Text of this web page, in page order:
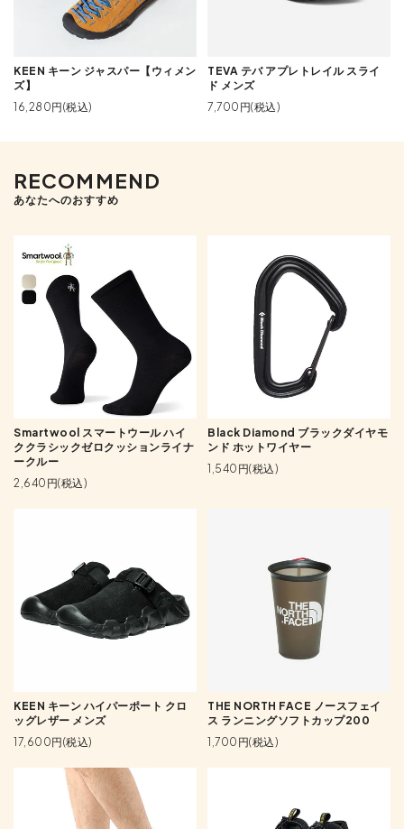
KEEN キーン ジャスパー【ウィメン
ズ】
16,280円(税込)
TEVA テバ アプレトレイル スライ
ド メンズ
7,700円(税込)
RECOMMEND
あなたへのおすすめ
Smartwool スマートウール ハイ
ククラシックゼロクッションライナ
ークルー
2,640円(税込)
Black Diamond ブラックダイヤモ
ンド ホットワイヤー
1,540円(税込)
KEEN キーン ハイパーポート クロ
ッグレザー メンズ
17,600円(税込)
THE NORTH FACE ノースフェイ
ス ランニングソフトカップ200
1,700円(税込)